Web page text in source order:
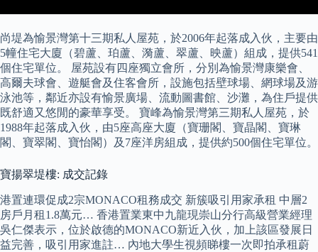
尚堤為愉景灣第十三期私人屋苑，於2006年起落成入伙，主要由
5幢住宅大廈（碧蘆、珀蘆、漪蘆、翠蘆、映蘆）組成，提供541
個住宅單位。 屋苑設有四座獨立會所，分別為愉景灣康樂會、
高爾夫球會、遊艇會及住客會所，設施包括壁球場、網球場及游
泳池等，鄰近亦設有愉景廣場、流動圖書館、沙灘，為住戶提供
既舒適又悠閒的豪華享受。 寶峰為愉景灣第三期私人屋苑，於
1988年起落成入伙，由5座高座大廈（寶珊閣、寶晶閣、寶琳
閣、寶翠閣、寶怡閣）及7座洋房組成，提供約500個住宅單位。
寶揚翠堤樓: 成交記錄
港置連環促成2宗MONACO租務成交 新簇吸引用家承租 中層2
房戶月租1.8萬元… 香港置業東中九龍現崇山分行高級營業經理
吳仁傑表示，位於啟德的MONACO新近入伙，加上該區發展日
益完善，吸引用家進註… 內地大學生視頻睇樓一次即拍承租蔚